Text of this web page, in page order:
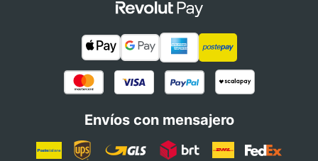
Envíos con mensajero